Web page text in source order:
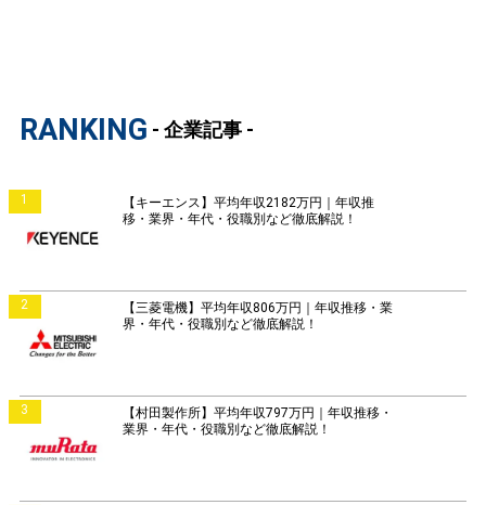
RANKING - 企業記事 -
1
【キーエンス】平均年収2182万円｜年収推
移・業界・年代・役職別など徹底解説！
2
【三菱電機】平均年収806万円｜年収推移・業
界・年代・役職別など徹底解説！
3
【村田製作所】平均年収797万円｜年収推移・
業界・年代・役職別など徹底解説！